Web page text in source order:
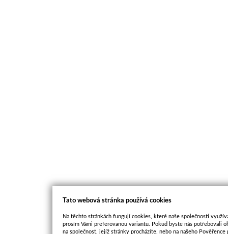
Tato webová stránka používá cookies
Na těchto stránkách fungují cookies, které naše společnosti
prosím Vámi preferovanou variantu. Pokud byste nás potřebovali
na společnost, jejíž stránky procházíte, nebo na našeho